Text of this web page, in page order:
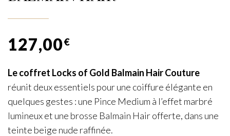
127,00€
Le coffret Locks of Gold Balmain Hair Couture
réunit deux essentiels pour une coiffure élégante en
quelques gestes : une Pince Medium à l’effet marbré
lumineux et une brosse Balmain Hair offerte, dans une
teinte beige nude raffinée.